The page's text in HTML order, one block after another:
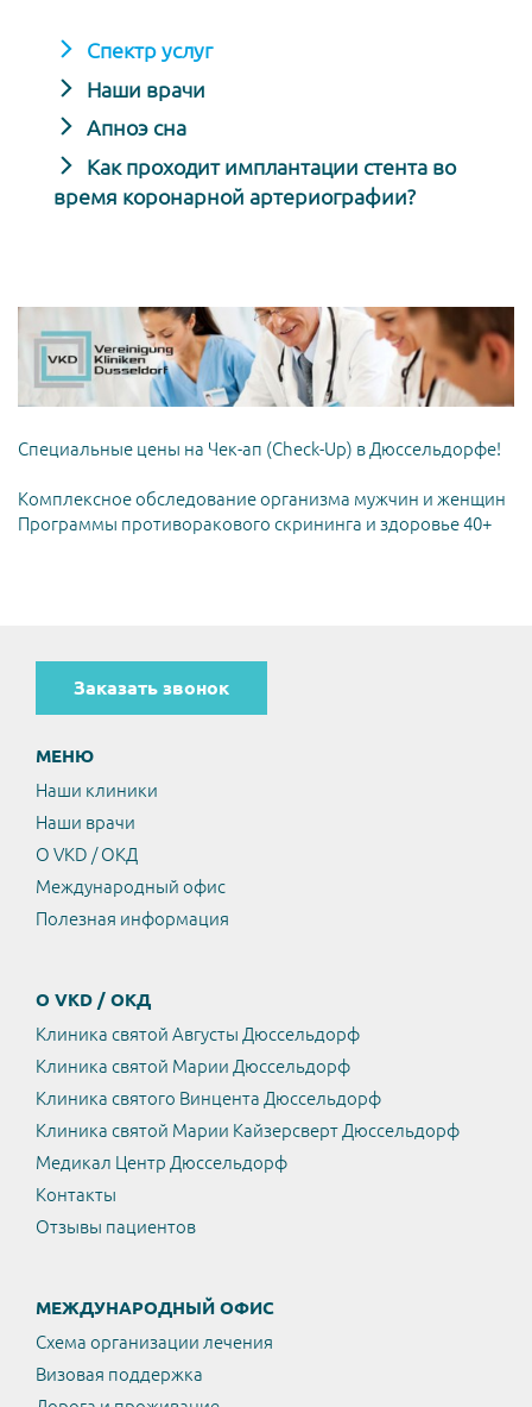
Спектр услуг
Наши врачи
Апноэ сна
Как проходит имплантации стента во
время коронарной артериографии?
Специальные цены на Чек-ап (Check-Up) в Дюссельдорфе!
Комплексное обследование организма мужчин и женщин
Программы противоракового скрининга и здоровье 40+
Заказать звонок
МЕНЮ
Наши клиники
Наши врачи
О VKD / ОКД
Международный офис
Полезная информация
О VKD / ОКД
Клиника святой Августы Дюссельдорф
Клиника святой Марии Дюссельдорф
Клиника святого Винцента Дюссельдорф
Клиника святой Марии Кайзерсверт Дюссельдорф
Медикал Центр Дюссельдорф
Контакты
Отзывы пациентов
МЕЖДУНАРОДНЫЙ ОФИС
Схема организации лечения
Визовая поддержка